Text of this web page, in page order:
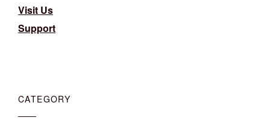
Visit Us
Support
CATEGORY